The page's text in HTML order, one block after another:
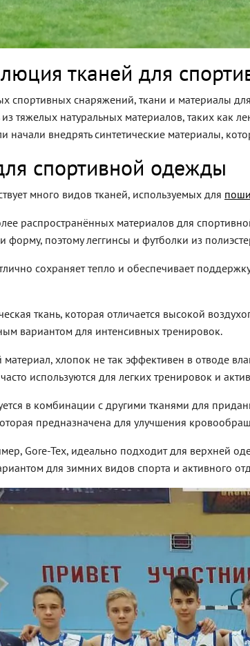
тканей для
спортивных снаряжений, ткани и материалы
тяжелых натуральных материалов, таких как
начали внедрять синтетические материалы,
спортивной одежды
много видов тканей, используемых для
распространённых материалов для
поэтому леггинсы и футболки из
сохраняет тепло и обеспечивает
ткань, которая отличается высокой
вариантом для интенсивных тренировок.
хлопок не так эффективен в отводе
используются для легких тренировок и
в комбинации с другими тканями для
предназначена для улучшения
Gore-Tex, идеально подходит для верхней
для зимних видов спорта и активного